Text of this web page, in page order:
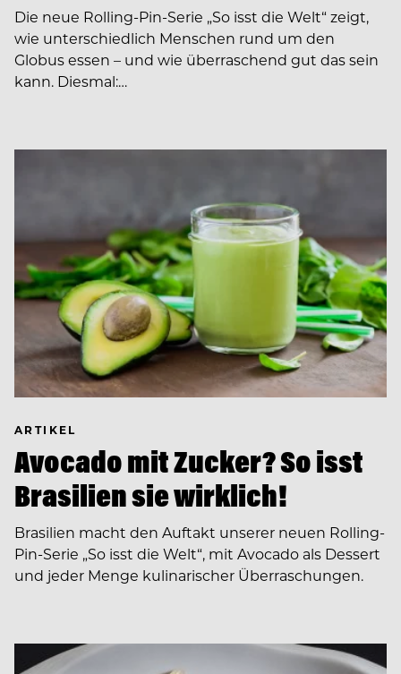
Die neue Rolling-Pin-Serie „So isst die Welt“ zeigt,
wie unterschiedlich Menschen rund um den
Globus essen – und wie überraschend gut das sein
kann. Diesmal:…
ARTIKEL
Avocado mit Zucker? So isst
Brasilien sie wirklich!
Brasilien macht den Auftakt unserer neuen Rolling-
Pin-Serie „So isst die Welt“, mit Avocado als Dessert
und jeder Menge kulinarischer Überraschungen.